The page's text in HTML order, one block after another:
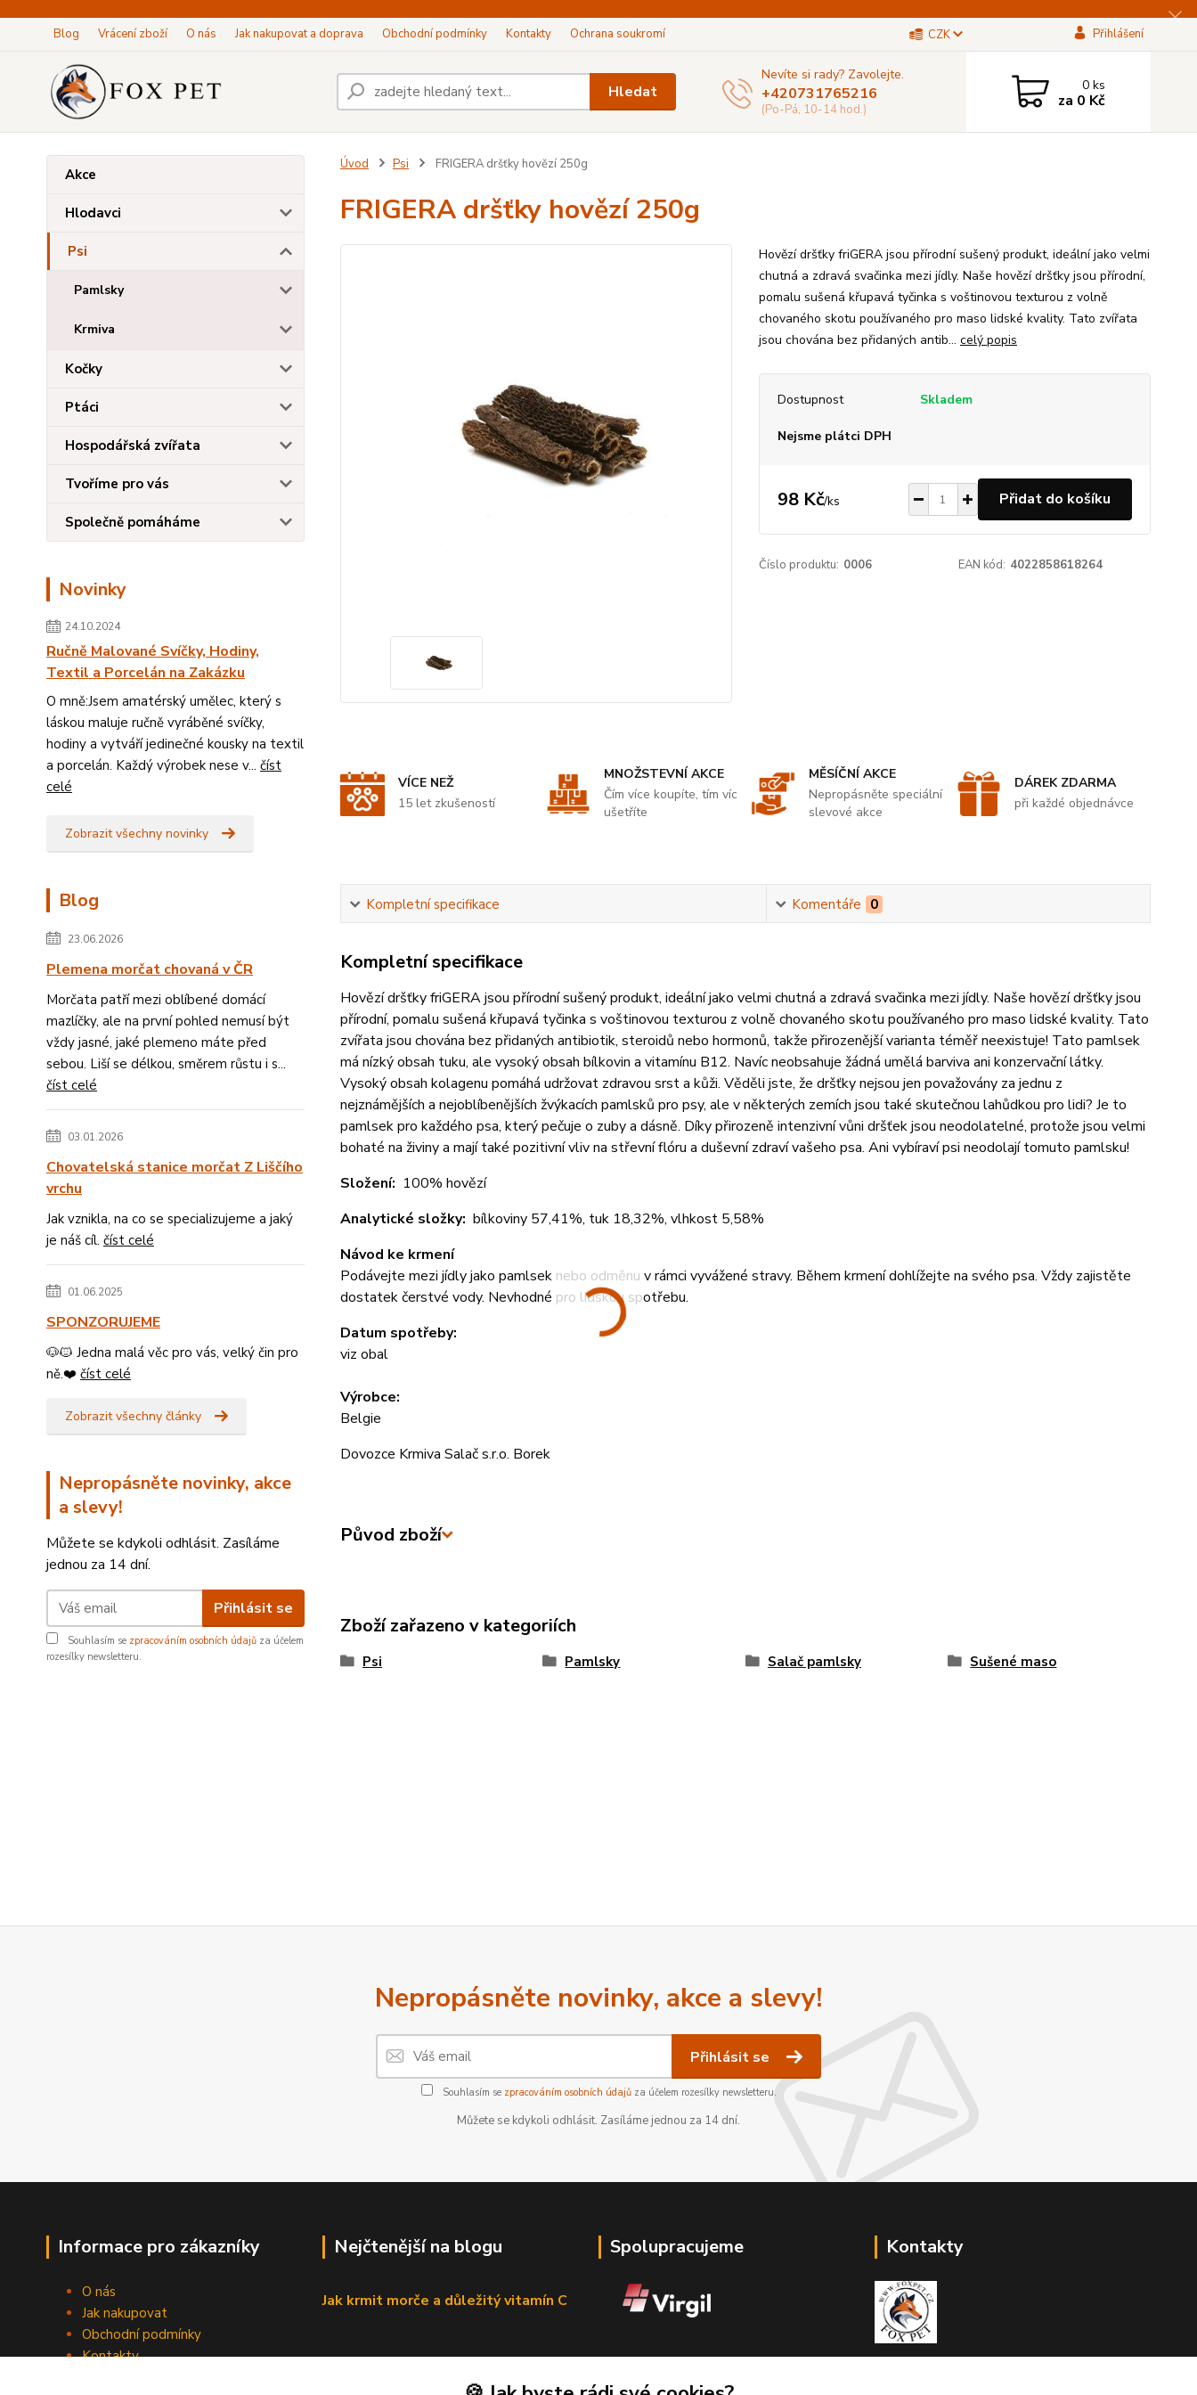
Blog Vrácení zboží O nás Jak nakupovat a doprava Obchodní podmínky Kontakty Ochrana soukromí CZK Přihlášení
Hledat
Nevíte si rady? Zavolejte.
+420731765216
(Po-Pá, 10-14 hod.)
0ks
za 0 Kč
Akce
Hlodavci
Psi
Pamlsky
Krmiva
Kočky
Ptáci
Hospodářská zvířata
Tvoříme pro vás
Společně pomáháme
Novinky
24.10.2024
Ručně Malované Svíčky, Hodiny,
Textil a Porcelán na Zakázku
O mně:Jsem amatérský umělec, který s
láskou maluje ručně vyráběné svíčky,
hodiny a vytváří jedinečné kousky na textil
a porcelán. Každý výrobek nese v... číst
celé
Zobrazit všechny novinky
Blog
23.06.2026
Plemena morčat chovaná v ČR
Morčata patří mezi oblíbené domácí
mazlíčky, ale na první pohled nemusí být
vždy jasné, jaké plemeno máte před
sebou. Liší se délkou, směrem růstu i s...
číst celé
03.01.2026
Chovatelská stanice morčat Z Liščího
vrchu
Jak vznikla, na co se specializujeme a jaký
je náš cíl. číst celé
01.06.2025
SPONZORUJEME
🐶🐱 Jedna malá věc pro vás, velký čin pro
ně.❤️ číst celé
Zobrazit všechny články
Nepropásněte novinky, akce
a slevy!
Můžete se kdykoli odhlásit. Zasíláme
jednou za 14 dní.
Přihlásit se
Souhlasím se zpracováním osobních údajů za účelem
rozesílky newsletteru.
Úvod Psi FRIGERA dršťky hovězí 250g
FRIGERA dršťky hovězí 250g
Hovězí dršťky friGERA jsou přírodní sušený produkt, ideální jako velmi
chutná a zdravá svačinka mezi jídly. Naše hovězí dršťky jsou přírodní,
pomalu sušená křupavá tyčinka s voštinovou texturou z volně
chovaného skotu používaného pro maso lidské kvality. Tato zvířata
jsou chována bez přidaných antib... celý popis
Dostupnost Skladem
Nejsme plátci DPH
98 Kč/ks Přidat do košíku
Číslo produktu: 0006 EAN kód: 4022858618264
VÍCE NEŽ
15 let zkušeností
MNOŽSTEVNÍ AKCE
Čím více koupíte, tím víc
ušetříte
MĚSÍČNÍ AKCE
Nepropásněte speciální
slevové akce
DÁREK ZDARMA
při každé objednávce
Kompletní specifikace Komentáře 0
Kompletní specifikace
Hovězí dršťky friGERA jsou přírodní sušený produkt, ideální jako velmi chutná a zdravá svačinka mezi jídly. Naše hovězí dršťky jsou
přírodní, pomalu sušená křupavá tyčinka s voštinovou texturou z volně chovaného skotu používaného pro maso lidské kvality. Tato
zvířata jsou chována bez přidaných antibiotik, steroidů nebo hormonů, takže přirozenější varianta téměř neexistuje! Tato pamlsek
má nízký obsah tuku, ale vysoký obsah bílkovin a vitamínu B12. Navíc neobsahuje žádná umělá barviva ani konzervační látky.
Vysoký obsah kolagenu pomáhá udržovat zdravou srst a kůži. Věděli jste, že dršťky nejsou jen považovány za jednu z
nejznámějších a nejoblíbenějších žvýkacích pamlsků pro psy, ale v některých zemích jsou také skutečnou lahůdkou pro lidi? Je to
pamlsek pro každého psa, který pečuje o zuby a dásně. Díky přirozeně intenzivní vůni dršťek jsou neodolatelné, protože jsou velmi
bohaté na živiny a mají také pozitivní vliv na střevní flóru a duševní zdraví vašeho psa. Ani vybíraví psi neodolají tomuto pamlsku!
Složení: 100% hovězí
Analytické složky: bílkoviny 57,41%, tuk 18,32%, vlhkost 5,58%
Návod ke krmení
Podávejte mezi jídly jako pamlsek nebo odměnu v rámci vyvážené stravy. Během krmení dohlížejte na svého psa. Vždy zajistěte
dostatek čerstvé vody. Nevhodné pro lidskou spotřebu.
Datum spotřeby:
viz obal
Výrobce:
Belgie
Dovozce Krmiva Salač s.r.o. Borek
Původ zboží
Zboží zařazeno v kategoriích
Psi Pamlsky Salač pamlsky Sušené maso
Nepropásněte novinky, akce a slevy!
Přihlásit se
Souhlasím se zpracováním osobních údajůza účelem rozesílky newsletteru.
Můžete se kdykoli odhlásit. Zasíláme jednou za 14 dní.
Informace pro zákazníky
O nás
Jak nakupovat
Obchodní podmínky
Kontakty
Nejčtenější na blogu
Jak krmit morče a důležitý vitamín C
Spolupracujeme Kontakty